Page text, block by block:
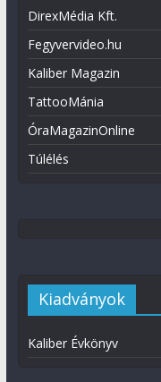
DirexMédia Kft.
Fegyvervideo.hu
Kaliber Magazin
TattooMánia
ÓraMagazinOnline
Túlélés
Kiadványok
Kaliber Évkönyv